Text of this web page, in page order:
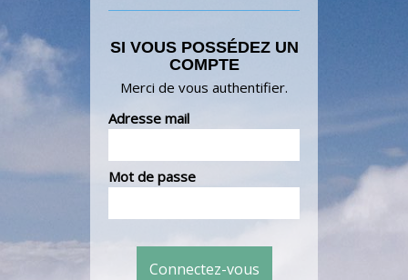
SI VOUS POSSÉDEZ UN
COMPTE
Merci de vous authentifier.
Adresse mail
Mot de passe